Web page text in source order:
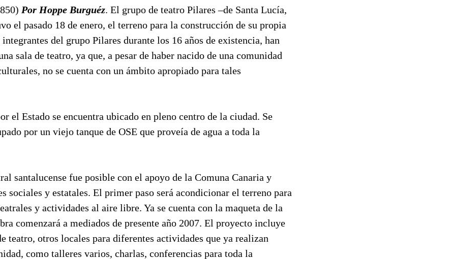
Por Hoppe Burguéz. El grupo de teatro Pilares –de Santa Lucía,
el pasado 18 de enero, el terreno para la construcción de su propia
del grupo Pilares durante los 16 años de existencia, han
sala de teatro, ya que, a pesar de haber nacido de una comunidad
no se cuenta con un ámbito apropiado para tales
el Estado se encuentra ubicado en pleno centro de la ciudad. Se
por un viejo tanque de OSE que proveía de agua a toda la
santalucense fue posible con el apoyo de la Comuna Canaria y
sociales y estatales. El primer paso será acondicionar el terreno para
y actividades al aire libre. Ya se cuenta con la maqueta de la
comenzará a mediados de presente año 2007. El proyecto incluye
teatro, otros locales para diferentes actividades que ya realizan
como talleres varios, charlas, conferencias para toda la